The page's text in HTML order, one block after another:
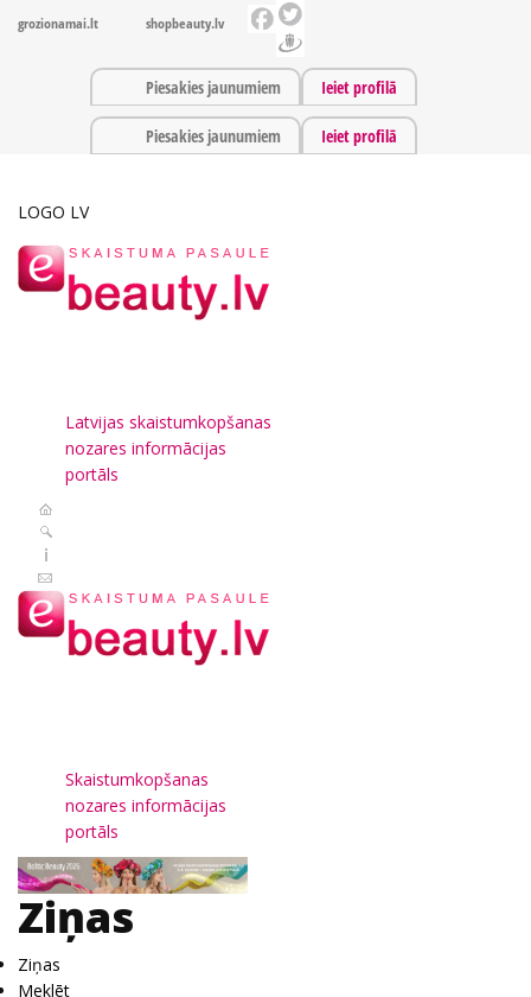
grozionamai.lt shopbeauty.lv
Piesakies jaunumiem Ieiet profilā
Piesakies jaunumiem Ieiet profilā
LOGO LV
Latvijas skaistumkopšanas
nozares informācijas
portāls
Skaistumkopšanas
nozares informācijas
portāls
Ziņas
Ziņas
Meklēt